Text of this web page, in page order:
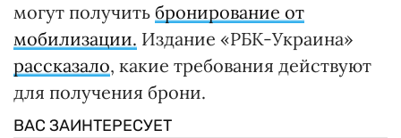
могут получить бронирование от
мобилизации. Издание «РБК-Украина»
рассказало, какие требования действуют
для получения брони.
ВАС ЗАИНТЕРЕСУЕТ